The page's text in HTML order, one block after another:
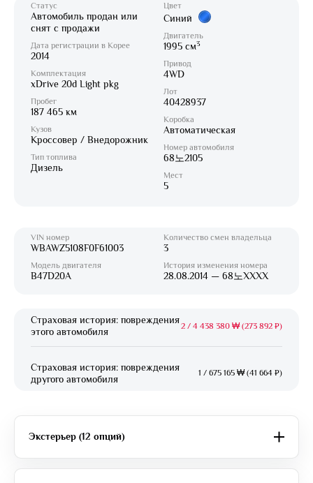
Статус
Автомобиль продан или
снят с продажи
Дата регистрации в Корее
2014
Комплектация
xDrive 20d Light pkg
Пробег
187 465 км
Кузов
Кроссовер / Внедорожник
Тип топлива
Дизель
Цвет
Синий
Двигатель
1995 см3
Привод
4WD
Лот
40428937
Коробка
Автоматическая
Номер автомобиля
68노2105
Мест
5
VIN номер
WBAWZ5108F0F61003
Модель двигателя
B47D20A
Количество смен владельца
3
История изменения номера
28.08.2014 — 68노XXXX
Страховая история: повреждения
этого автомобиля
2 / 4 438 380 ₩ (273 892 ₽)
Страховая история: повреждения
другого автомобиля
1 / 675 165 ₩ (41 664 ₽)
Экстерьер (12 опций)